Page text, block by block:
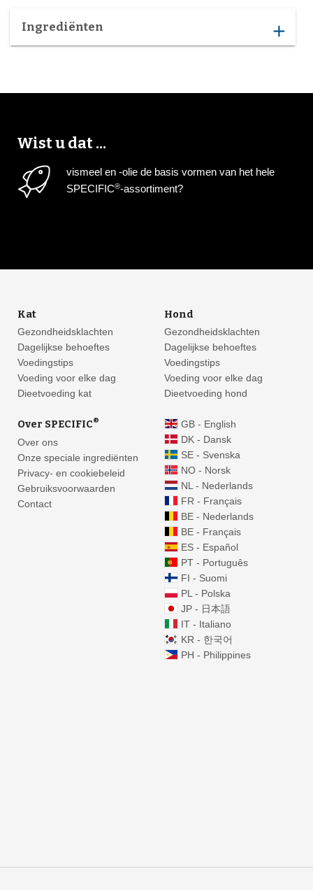
Ingrediënten add
Wist u dat ...
vismeel en -olie de basis vormen van het hele
SPECIFIC®-assortiment?
Kat
Gezondheidsklachten
Dagelijkse behoeftes
Voedingstips
Voeding voor elke dag
Dieetvoeding kat
Hond
Gezondheidsklachten
Dagelijkse behoeftes
Voedingstips
Voeding voor elke dag
Dieetvoeding hond
Over SPECIFIC®
Over ons
Onze speciale ingrediënten
Privacy- en cookiebeleid
Gebruiksvoorwaarden
Contact
GB - English
DK - Dansk
SE - Svenska
NO - Norsk
NL - Nederlands
FR - Français
BE - Nederlands
BE - Français
ES - Español
PT - Português
FI - Suomi
PL - Polska
JP - 日本語
IT - Italiano
KR - 한국어
PH - Philippines